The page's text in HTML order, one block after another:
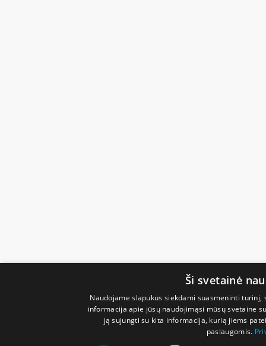
Ši svetainė
Naudojame slapukus siekdami suasmeninti
informacija apie jūsų naudojimąsi mūsų svetaine
ją sujungti su kita informacija, kurią jiems
paslaugomis.